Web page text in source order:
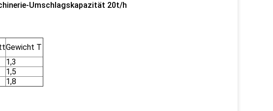
Umschlagskapazität 20t/h
Gewicht T
1,3
1,5
1,8